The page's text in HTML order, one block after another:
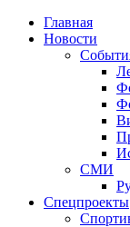
Главная
Новости
СМИ
Спецпроекты